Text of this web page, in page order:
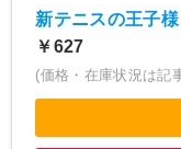
新テニスの王子
￥627
(価格・在庫状況は記